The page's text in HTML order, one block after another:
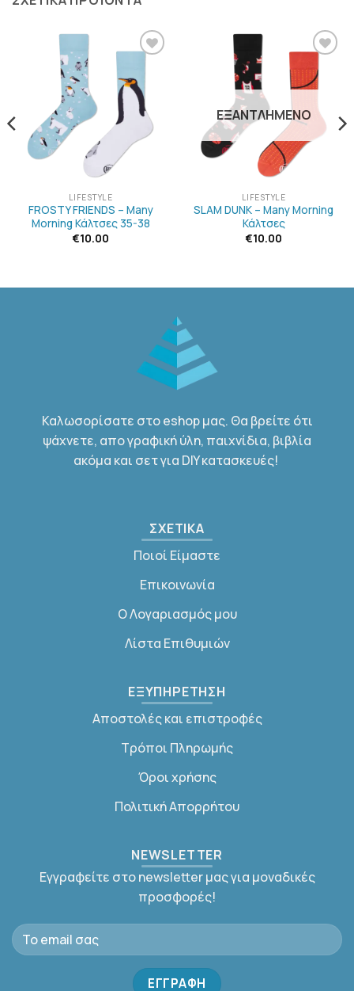
ΠΡΟΣΘΉΚΗ
ΣΤΗΝ
ΛΊΣΤΑ
ΕΠΙΘΥΜΙΏΝ
LIFESTYLE
FROSTY FRIENDS – Many
Morning Κάλτσες 35-38
€10.00
ΠΡΟΣΘΉΚΗ
ΣΤΗΝ
ΛΊΣΤΑ
ΕΞΑΝΤΛΗΜΈΝΟ
LIFESTYLE
SLAM DUNK – Many Morning
Κάλτσες
€10.00
Καλωσορίσατε στο eshop μας. Θα βρείτε ότι
ψάχνετε, απο γραφική ύλη, παιχνίδια, βιβλία
ακόμα και σετ για DIY κατασκευές!
ΣΧΕΤΙΚΑ
Ποιοί Είμαστε
Επικοινωνία
Ο Λογαριασμός μου
Λίστα Επιθυμιών
ΕΞΥΠΗΡΕΤΗΣΗ
Αποστολές και επιστροφές
Τρόποι Πληρωμής
Όροι χρήσης
Πολιτική Απορρήτου
NEWSLETTER
Εγγραφείτε στο newsletter μας για μοναδικές
προσφορές!